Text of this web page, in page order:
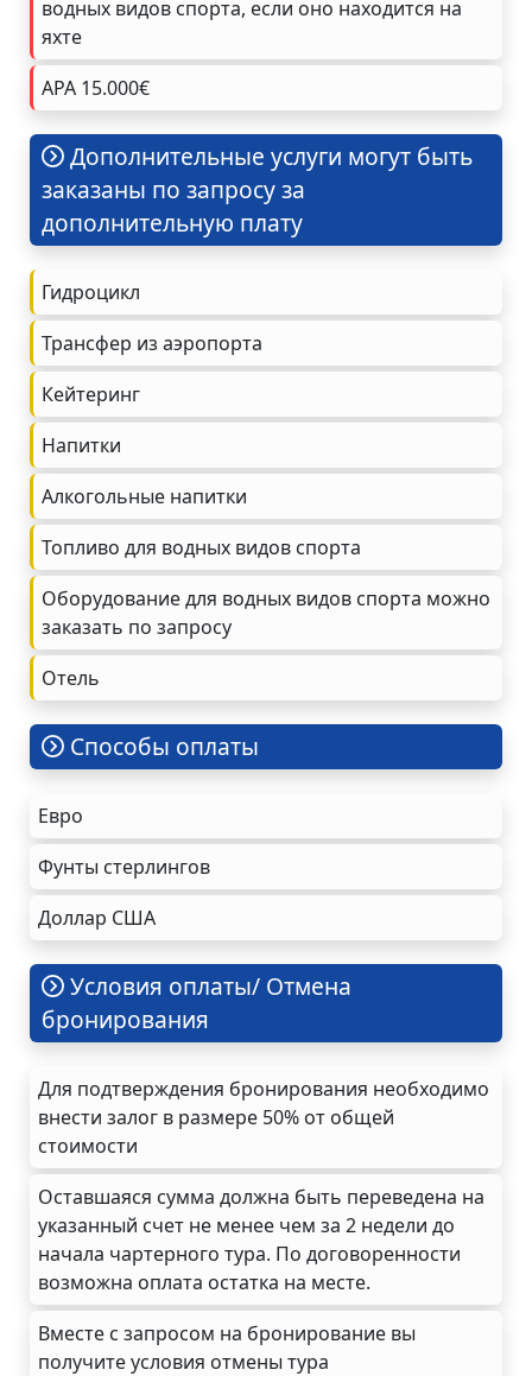
водных видов спорта, если оно находится на
яхте
APA 15.000€
Дополнительные услуги могут быть
заказаны по запросу за
дополнительную плату
Гидроцикл
Трансфер из аэропорта
Кейтеринг
Напитки
Алкогольные напитки
Топливо для водных видов спорта
Оборудование для водных видов спорта можно
заказать по запросу
Oтель
Cпособы оплаты
Евро
Фунты стерлингов
Доллар США
Условия оплаты/ Отмена
бронирования
Для подтверждения бронирования необходимо
внести залог в размере 50% от общей
стоимости
Оставшаяся сумма должна быть переведена на
указанный счет не менее чем за 2 недели до
начала чартерного тура. По договоренности
возможна оплата остатка на месте.
Вместе с запросом на бронирование вы
получите условия отмены тура